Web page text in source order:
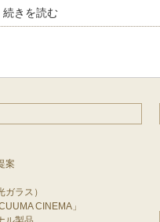
続きを読む
案
ラス）
CINEMA」